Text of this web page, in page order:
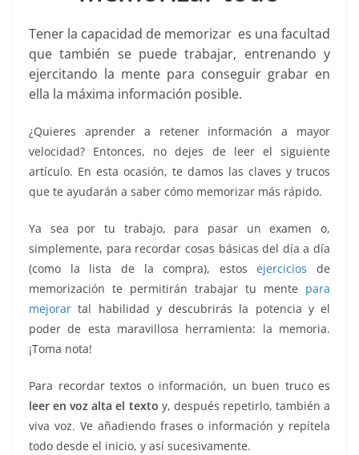
k
Tener la capacidad de memorizar es una facultad
que también se puede trabajar, entrenando y
ejercitando la mente para conseguir grabar en
ella la máxima información posible.
¿Quieres aprender a retener información a mayor
velocidad? Entonces, no dejes de leer el siguiente
artículo. En esta ocasión, te damos las claves y trucos
que te ayudarán a saber cómo memorizar más rápido.
Ya sea por tu trabajo, para pasar un examen o,
simplemente, para recordar cosas básicas del día a día
(como la lista de la compra), estosejercicios de
memorización te permitirán trabajar tu mente para
mejorar tal habilidad y descubrirás la potencia y el
poder de esta maravillosa herramienta: la memoria.
¡Toma nota!
Para recordar textos o información, un buen truco es
leer en voz alta el texto y, después repetirlo, también a
viva voz. Ve añadiendo frases o información y repítela
todo desde el inicio, y así sucesivamente.